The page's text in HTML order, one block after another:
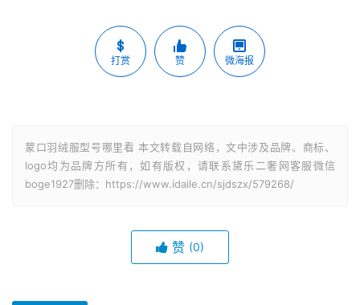
打赏 赞 微海报
蒙口羽绒服型号哪里看 本文转载自网络，文中涉及品牌、商标、
logo均为品牌方所有，如有版权，请联系黛乐二奢网客服微信
boge1927删除：https://www.idaile.cn/sjdszx/579268/
赞 (0)